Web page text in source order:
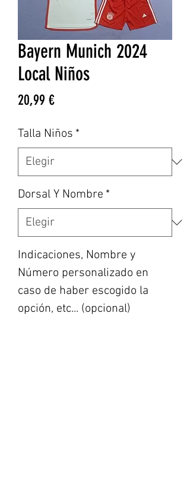
Bayern Munich 2024
Local Niños
20,99 €Precio
Talla Niños *
Dorsal Y Nombre *
Indicaciones, Nombre y
Número personalizado en
caso de haber escogido la
opción, etc... (opcional)